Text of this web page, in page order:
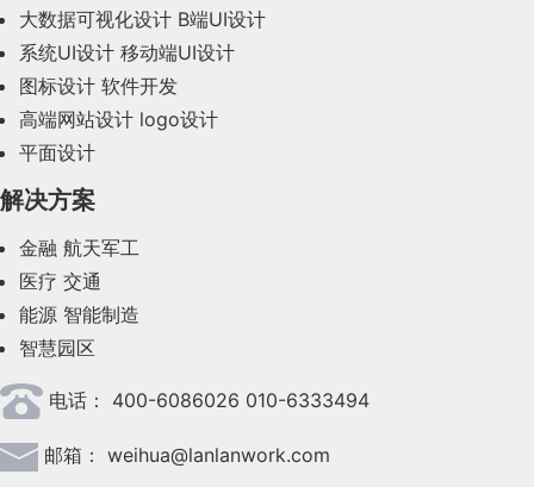
2023年10月(14)
2023年8月(88)
2023年7月(62)
2023年6月(58)
2023年5月(28)
2023年4月(47)
2023年3月(37)
2023年2月(90)
大数据可视化设计 B端UI设计
系统UI设计 移动端UI设计
图标设计 软件开发
高端网站设计 logo设计
平面设计
解决方案
金融 航天军工
医疗 交通
能源 智能制造
智慧园区
电话： 400-6086026 010-6333494
邮箱： weihua@lanlanwork.com